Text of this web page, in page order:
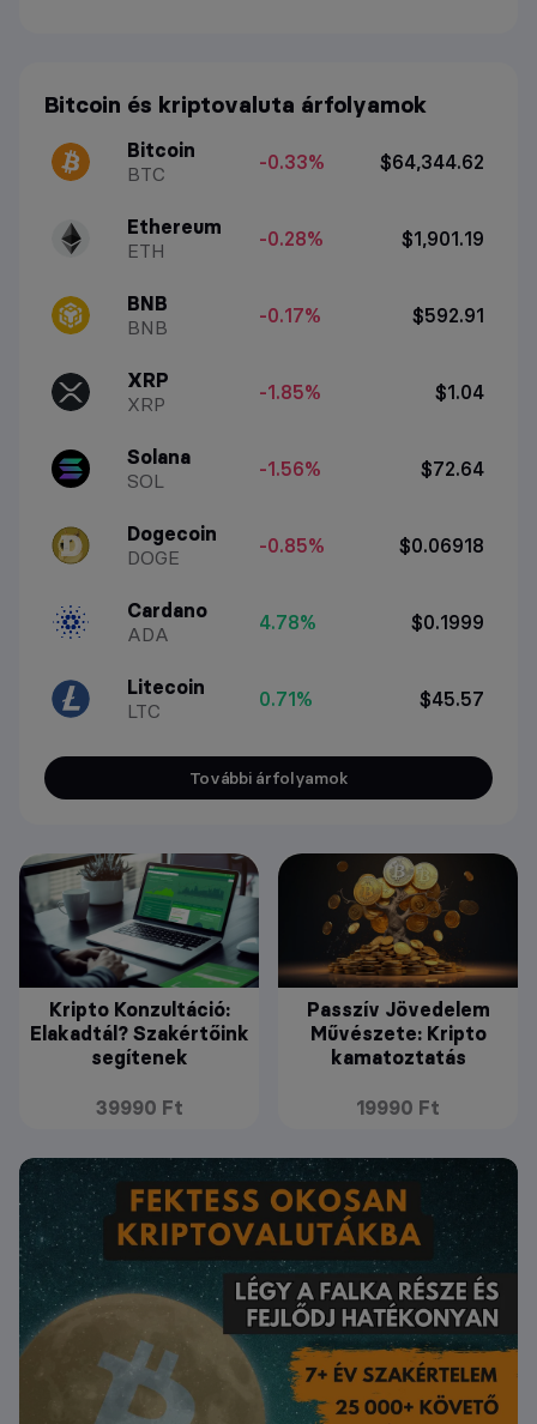
Bitcoin és kriptovaluta árfolyamok
Bitcoin
BTC
-0.33% $64,344.62
Ethereum
ETH
-0.28% $1,901.19
BNB
BNB
-0.17% $592.91
XRP
XRP
-1.85% $1.04
Solana
SOL
-1.56% $72.64
Dogecoin
DOGE
-0.85% $0.06918
Cardano
ADA
4.78% $0.1999
Litecoin
LTC
0.71% $45.57
További árfolyamok
Kripto Konzultáció:
Elakadtál? Szakértőink
segítenek
39990 Ft
Passzív Jövedelem
Művészete: Kripto
kamatoztatás
19990 Ft